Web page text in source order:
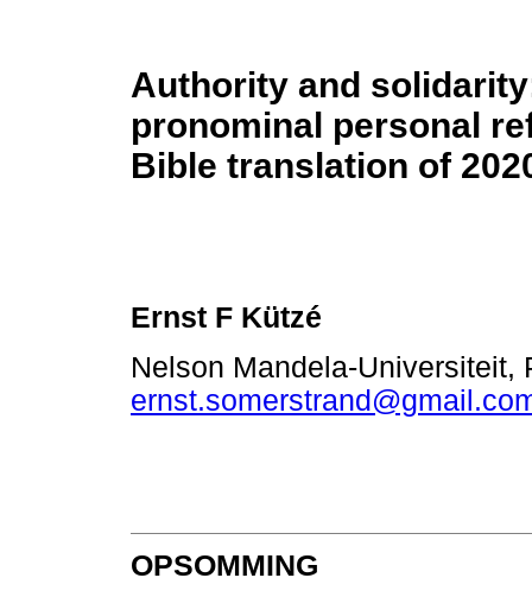
Authority and
pronominal personal
Bible translation of
Ernst F Kützé
Nelson Mandela-Universiteit,
OPSOMMING